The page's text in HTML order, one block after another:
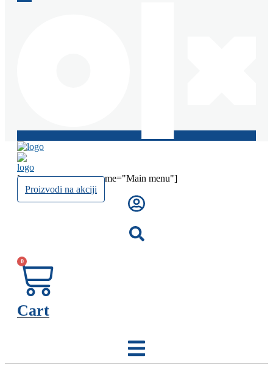
[mega_menu menu_name="Main menu"]
Proizvodi na akciji
0
Cart